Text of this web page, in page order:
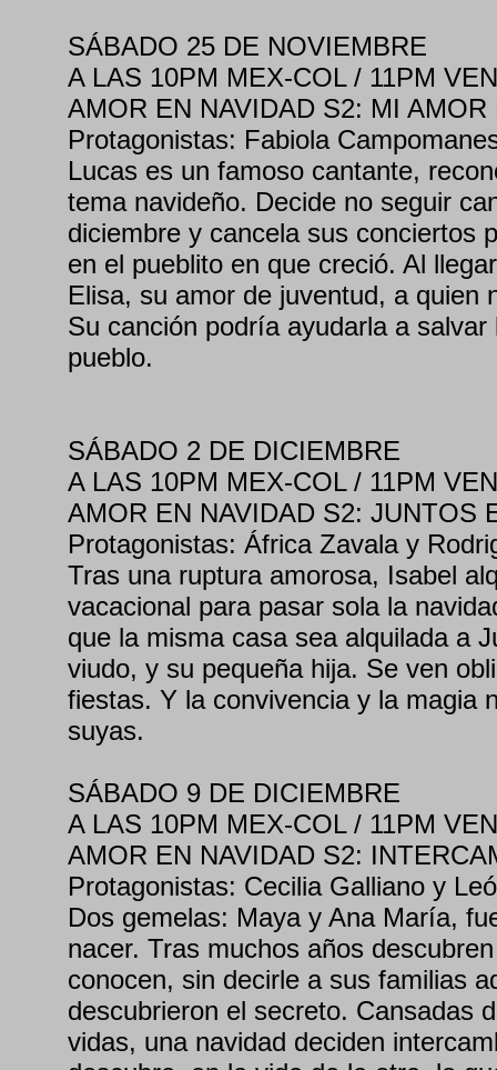
SÁBADO 25 DE NOVIEMBRE
A LAS 10PM MEX-COL / 11PM
AMOR EN NAVIDAD S2: MI AMOR
Protagonistas: Fabiola
Lucas es un famoso cantante,
tema navideño. Decide no seguir
diciembre y cancela sus conciertos
en el pueblito en que creció. Al
Elisa, su amor de juventud, a quien
Su canción podría ayudarla a
pueblo.
SÁBADO 2 DE DICIEMBRE
A LAS 10PM MEX-COL / 11PM
AMOR EN NAVIDAD S2: JUNTOS
Protagonistas: África Zavala y
Tras una ruptura amorosa, Isabel
vacacional para pasar sola la
que la misma casa sea alquilada a
viudo, y su pequeña hija. Se ven
fiestas. Y la convivencia y la magia
suyas.
SÁBADO 9 DE DICIEMBRE
A LAS 10PM MEX-COL / 11PM
AMOR EN NAVIDAD S2:
Protagonistas: Cecilia Galliano y
Dos gemelas: Maya y Ana María,
nacer. Tras muchos años
conocen, sin decirle a sus familias
descubrieron el secreto. Cansadas
vidas, una navidad deciden